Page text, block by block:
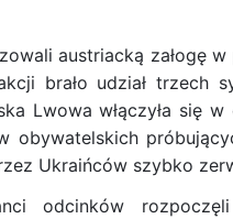
austriacką załogę
brało udział trzech
Lwowa włączyła się
obywatelskich
Ukraińców szybko
odcinków